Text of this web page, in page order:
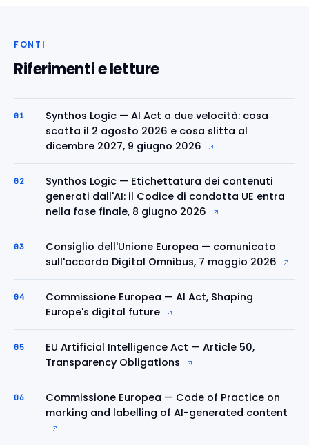
FONTI
Riferimenti e letture
01
Synthos Logic — AI Act a due velocità: cosa
scatta il 2 agosto 2026 e cosa slitta al
dicembre 2027, 9 giugno 2026
02
Synthos Logic — Etichettatura dei contenuti
generati dall'AI: il Codice di condotta UE entra
nella fase finale, 8 giugno 2026
03
Consiglio dell'Unione Europea — comunicato
sull'accordo Digital Omnibus, 7 maggio 2026
04
Commissione Europea — AI Act, Shaping
Europe's digital future
05
EU Artificial Intelligence Act — Article 50,
Transparency Obligations
06
Commissione Europea — Code of Practice on
marking and labelling of AI-generated content